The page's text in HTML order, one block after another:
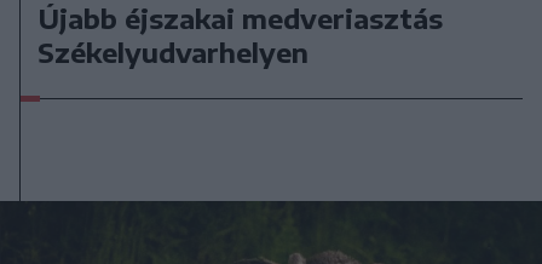
Újabb éjszakai medveriasztás
Székelyudvarhelyen